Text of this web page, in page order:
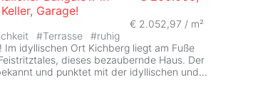
Garage!
€ 2.052,97 / m²
#Terrasse #ruhig
Im idyllischen Ort Kichberg liegt am Fuße
dieses bezaubernde Haus. Der
und punktet mit der idyllischen und...